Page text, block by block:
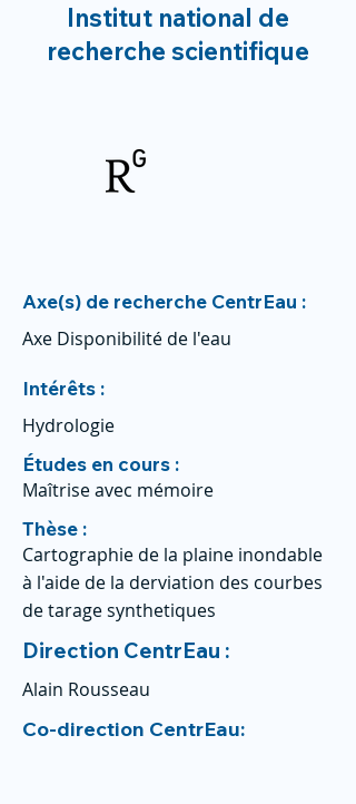
Institut national de
recherche scientifique
Axe(s) de recherche CentrEau :
Axe Disponibilité de l'eau
Intérêts :
Hydrologie
Études en cours :
Maîtrise avec mémoire
Thèse :
Cartographie de la plaine inondable
à l'aide de la derviation des courbes
de tarage synthetiques
Direction CentrEau :
Alain Rousseau
Co-direction CentrEau: